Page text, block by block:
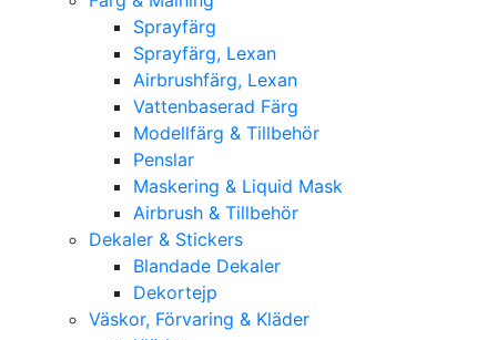
Sprayfärg
Sprayfärg, Lexan
Airbrushfärg, Lexan
Vattenbaserad Färg
Modellfärg & Tillbehör
Penslar
Maskering & Liquid Mask
Airbrush & Tillbehör
Dekaler & Stickers
Blandade Dekaler
Dekortejp
Väskor, Förvaring & Kläder